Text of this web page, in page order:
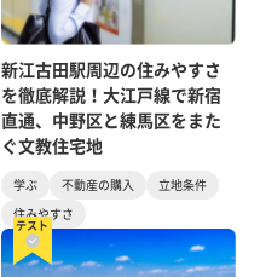
新江古田駅周辺の住みやすさ
を徹底解説！大江戸線で新宿
直通、中野区と練馬区をまた
ぐ文教住宅地
学ぶ 不動産の購入
立地条件
住みやすさ
テスト